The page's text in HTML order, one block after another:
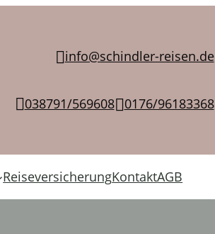
info@schindler-reisen.de
038791/569608 0176/96183368
ReiseversicherungKontaktAGB